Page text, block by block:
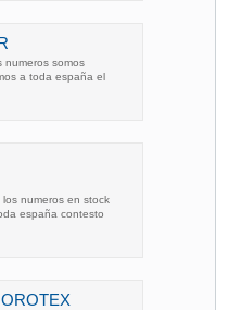
numeros somos
a toda españa el
numeros en stock
españa contesto